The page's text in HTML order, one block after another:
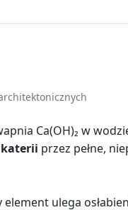
Ca(OH)₂ w
przez pełne,
ulega